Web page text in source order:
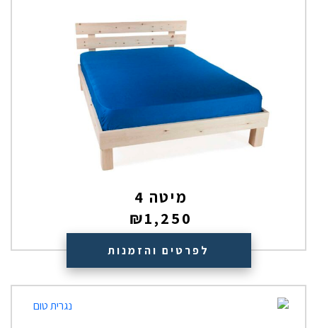
מיטה 4
₪1,250
לפרטים והזמנות